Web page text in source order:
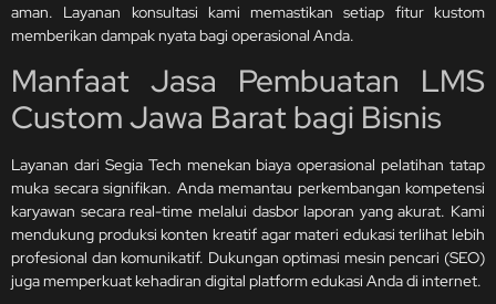
aman. Layanan konsultasi kami memastikan setiap fitur kustom
memberikan dampak nyata bagi operasional Anda.
Manfaat Jasa Pembuatan LMS
Custom Jawa Barat bagi Bisnis
Layanan dari Segia Tech menekan biaya operasional pelatihan tatap
muka secara signifikan. Anda memantau perkembangan kompetensi
karyawan secara real-time melalui dasbor laporan yang akurat. Kami
mendukung produksi konten kreatif agar materi edukasi terlihat lebih
profesional dan komunikatif. Dukungan optimasi mesin pencari (SEO)
juga memperkuat kehadiran digital platform edukasi Anda di internet.